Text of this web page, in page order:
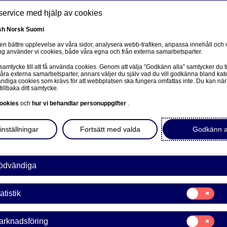
Om oss Investerare Nyheter & insikter
med hjälp av cookies
Norsk Suomi
bättre upplevelse av våra sidor, analysera webb-trafiken, anpassa innehåll och
använder vi cookies, både våra egna och från externa samarbetsparter.
till att få använda cookies. Genom att välja ”Godkänn alla” samtycker du
externa samarbetsparter, annars väljer du själv vad du vill godkänna bland
cookies som krävs för att webbplatsen ska fungera omfattas inte. Du kan
ditt samtycke.
och hur vi behandlar personuppgifter .
Godkänn
Fortsätt med valda
Samtycke
för:
Statistik
Samtycke